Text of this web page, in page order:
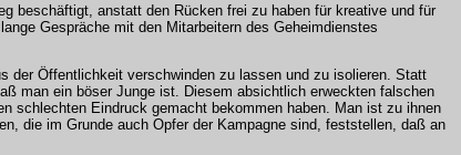
beschäftigt, anstatt den Rücken frei zu haben für kreative und für
Gespräche mit den Mitarbeitern des Geheimdienstes
der Öffentlichkeit verschwinden zu lassen und zu isolieren. Statt
man ein böser Junge ist. Diesem absichtlich erweckten falschen
schlechten Eindruck gemacht bekommen haben. Man ist zu ihnen
die im Grunde auch Opfer der Kampagne sind, feststellen, daß an